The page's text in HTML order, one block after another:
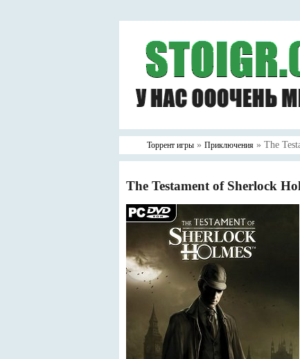
Торрент игры » Приключения » The
The Testament of Sherlock